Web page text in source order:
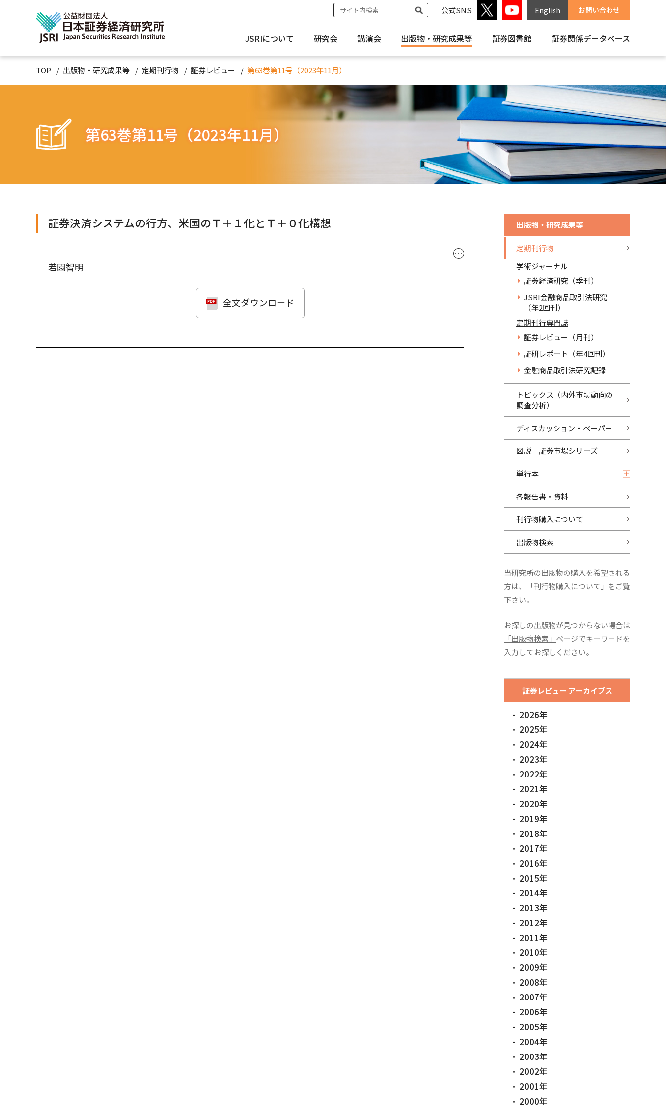
公式SNS English お問い合わせ
JSRIについて 研究会 講演会 出版物・ 研究成果等 証券図書館 証券関係データベース
TOP 出版物・研究成果等 定期刊行物 証券レビュー 第63巻第11号（2023年11月）
第63巻第11号（2023年11月）
証券決済システムの行方、米国のＴ＋１化とＴ＋０化構想
･･･
若園智明
全文ダウンロード
出版物・研究成果等
定期刊行物
学術ジャーナル
証券経済研究（季刊）
JSRI金融商品取引法研究
（年2回刊）
定期刊行専門誌
証券レビュー（月刊）
証研レポート（年4回刊）
金融商品取引法研究記録
トピックス（内外市場動向の
調査分析）
ディスカッション・ペーパー
図説 証券市場シリーズ
単行本
各報告書・資料
刊行物購入について
出版物検索
当研究所の出版物の購入を希望される
方は、
「刊行物購入について」 をご覧
下さい。
お探しの出版物が見つからない場合は
「出版物検索」 ページでキーワードを
入力してお探しください。
証券レビュー アーカイブス
2026年
2025年
2024年
2023年
2022年
2021年
2020年
2019年
2018年
2017年
2016年
2015年
2014年
2013年
2012年
2011年
2010年
2009年
2008年
2007年
2006年
2005年
2004年
2003年
2002年
2001年
2000年